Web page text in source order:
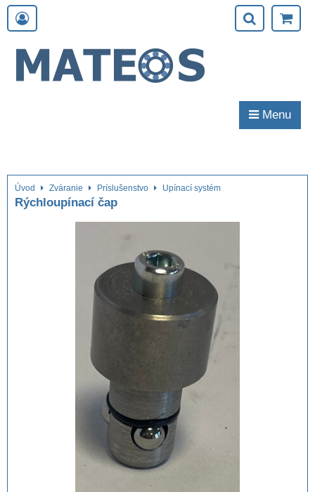
Menu
Úvod Zváranie Príslušenstvo Upínací systém
Rýchloupínací čap